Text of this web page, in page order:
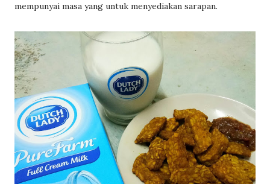
mempunyai masa yang untuk menyediakan sarapan.